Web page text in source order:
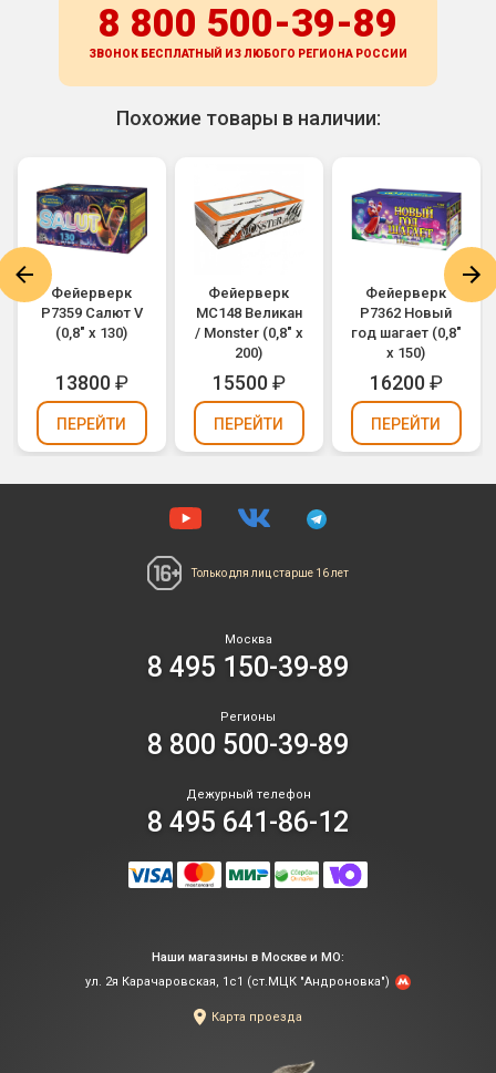
8 800 500-39-89
ЗВОНОК БЕСПЛАТНЫЙ ИЗ ЛЮБОГО РЕГИОНА РОССИИ
Похожие товары в наличии:
Фейерверк
Р7359 Салют V
(0,8" х 130)
13800₽
ПЕРЕЙТИ
Фейерверк
MC148 Великан
/ Monster (0,8" х
200)
15500₽
ПЕРЕЙТИ
Фейерверк
Р7362 Новый
год шагает (0,8"
х 150)
16200₽
ПЕРЕЙТИ
Только для лицстарше 16 лет
Москва
8 495 150-39-89
Регионы
8 800 500-39-89
Дежурный телефон
8 495 641-86-12
Наши магазины в Москве и МО:
ул. 2я Карачаровская, 1с1 (ст.МЦК "Андроновка")
Карта проезда